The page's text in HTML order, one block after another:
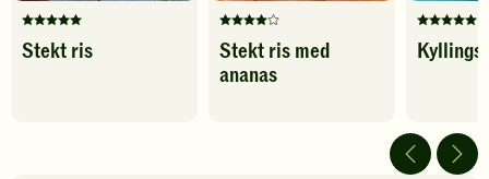
Denne
oppskriften
Stekt ris
Denne
oppskriften
har
Stekt ris med
ananas
Denne
av
5